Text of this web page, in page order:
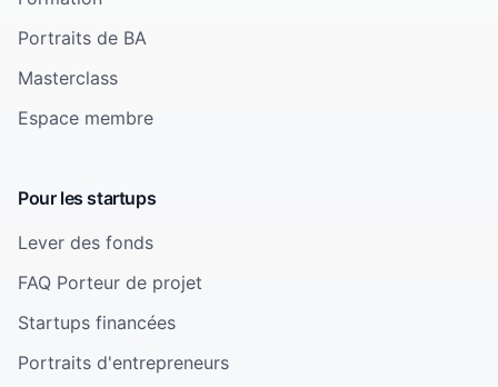
Portraits de BA
Masterclass
Espace membre
Pour les startups
Lever des fonds
FAQ Porteur de projet
Startups financées
Portraits d'entrepreneurs